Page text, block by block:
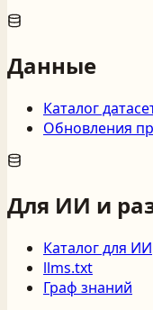
Данные
Каталог
Обновления
Для ИИ и
Каталог для ИИ
llms.txt
Граф знаний